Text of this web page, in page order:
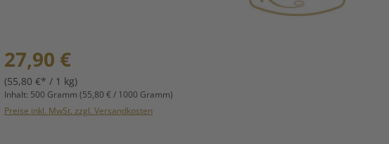
Regulärer Preis:
27,90 €
(55,80 €* / 1 kg)
Inhalt: 500 Gramm (55,80 € / 1000 Gramm)
Preise inkl. MwSt. zzgl. Versandkosten